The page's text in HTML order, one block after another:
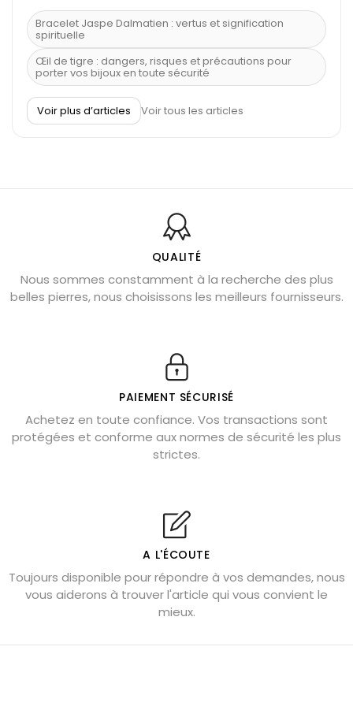
Bracelet Jaspe Dalmatien : vertus et signification
spirituelle
Œil de tigre : dangers, risques et précautions pour
porter vos bijoux en toute sécurité
À quel poignet porter un bracelet de pierre
Découvrez le scorpion et ses pierres
Bienfaits de la sélénite – pierre des anges
L’améthyste est-elle faite pour moi ?
Chrysocolle : pierre apaisante
Obsidienne dorée : vertus et signification
Véritable citrine naturelle non chauffée
Où placer la citrine dans la maison
Cornaline : propriétés magiques
Capricorne : quelles pierres choisir
Shungite : purification et protection
Bagues en labradorite argent 925
Lapis lazuli : propriétés et précautions
Citrine : propriétés magiques
Aigue-marine : propriétés et couleurs
Voir plus d’articles Voir tous les articles
QUALITÉ
Nous sommes constamment à la recherche des plus
belles pierres, nous choisissons les meilleurs fournisseurs.
PAIEMENT SÉCURISÉ
Achetez en toute confiance. Vos transactions sont
protégées et conforme aux normes de sécurité les plus
strictes.
A L'ÉCOUTE
Toujours disponible pour répondre à vos demandes, nous
vous aiderons à trouver l'article qui vous convient le
mieux.